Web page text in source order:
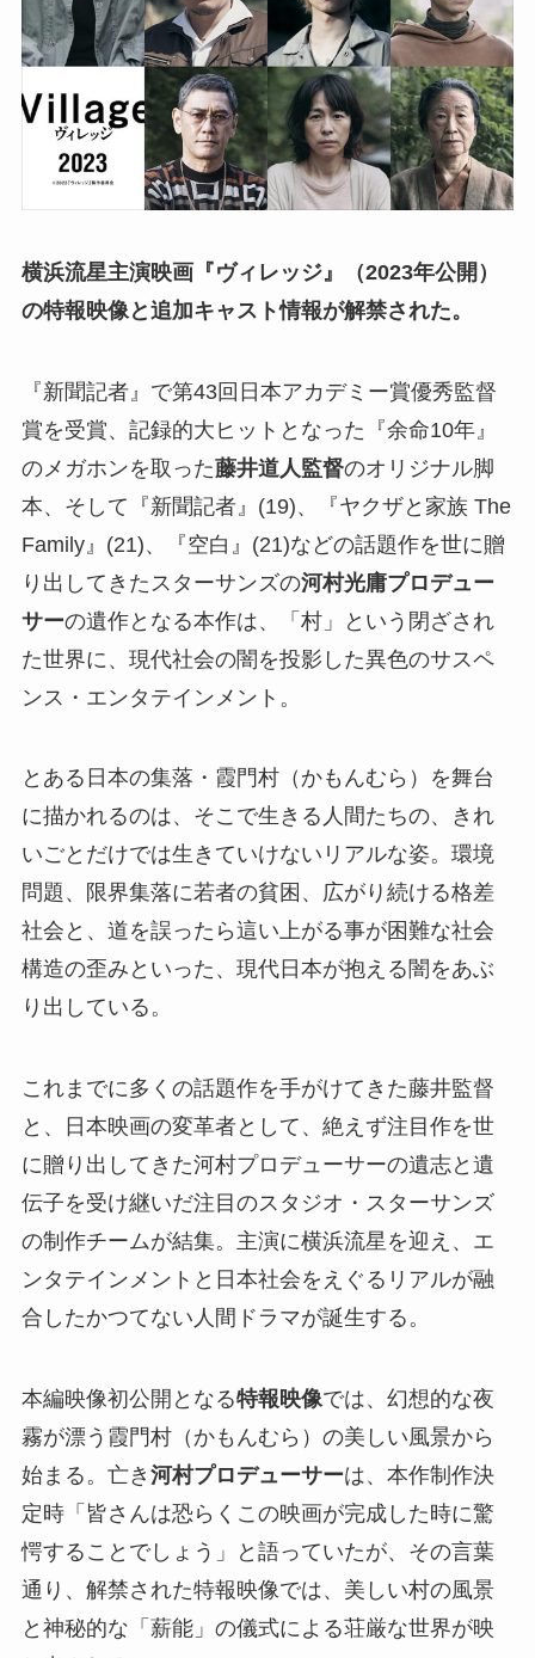
横浜流星主演映画『ヴィレッジ』（2023年公開）
の特報映像と追加キャスト情報が解禁された。
『新聞記者』で第43回日本アカデミー賞優秀監督
賞を受賞、記録的大ヒットとなった『余命10年』
のメガホンを取った藤井道人監督のオリジナル脚
本、そして『新聞記者』(19)、『ヤクザと家族 The
Family』(21)、『空白』(21)などの話題作を世に贈
り出してきたスターサンズの河村光庸プロデュー
サーの遺作となる本作は、「村」という閉ざされ
た世界に、現代社会の闇を投影した異色のサスペ
ンス・エンタテインメント。
とある日本の集落・霞門村（かもんむら）を舞台
に描かれるのは、そこで生きる人間たちの、きれ
いごとだけでは生きていけないリアルな姿。環境
問題、限界集落に若者の貧困、広がり続ける格差
社会と、道を誤ったら這い上がる事が困難な社会
構造の歪みといった、現代日本が抱える闇をあぶ
り出している。
これまでに多くの話題作を手がけてきた藤井監督
と、日本映画の変革者として、絶えず注目作を世
に贈り出してきた河村プロデューサーの遺志と遺
伝子を受け継いだ注目のスタジオ・スターサンズ
の制作チームが結集。主演に横浜流星を迎え、エ
ンタテインメントと日本社会をえぐるリアルが融
合したかつてない人間ドラマが誕生する。
本編映像初公開となる特報映像では、幻想的な夜
霧が漂う霞門村（かもんむら）の美しい風景から
始まる。亡き 河村プロデューサーは、本作制作決
定時「皆さんは恐らくこの映画が完成した時に驚
愕することでしょう」と語っていたが、その言葉
通り、解禁された特報映像では、美しい村の風景
と神秘的な「薪能」の儀式による荘厳な世界が映